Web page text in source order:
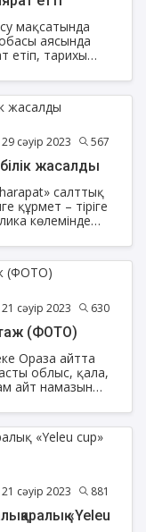
мақсатында
аясында
етіп, тарихы
қасиетті
баласы
29 сәуір 2023 567
жасалды
салттық
құрмет – тіріге
көлемінде
тазаланып,
21 сәуір 2023 630
2023 \ репортаж (ФОТО)
Ораза айтта
облыс, қала,
айт намазын
21 сәуір 2023 881
«Yeleu